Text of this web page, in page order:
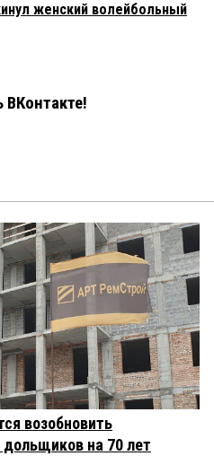
женский волейбольный
возобновить
на 70 лет